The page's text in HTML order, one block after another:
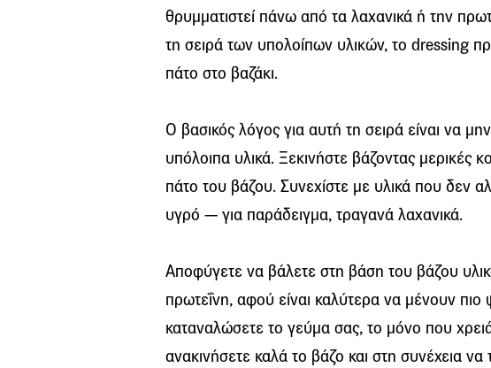
θρυμματιστεί πάνω από τα λαχανικά ή την
τη σειρά των υπολοίπων υλικών, το dressing
πάτο στο βαζάκι.
Ο βασικός λόγος για αυτή τη σειρά είναι να
υπόλοιπα υλικά. Ξεκινήστε βάζοντας μερικές
πάτο του βάζου. Συνεχίστε με υλικά που δεν
υγρό — για παράδειγμα, τραγανά λαχανικά.
Αποφύγετε να βάλετε στη βάση του βάζου
πρωτεΐνη, αφού είναι καλύτερα να μένουν
καταναλώσετε το γεύμα σας, το μόνο που
ανακινήσετε καλά το βάζο και στη συνέχεια να